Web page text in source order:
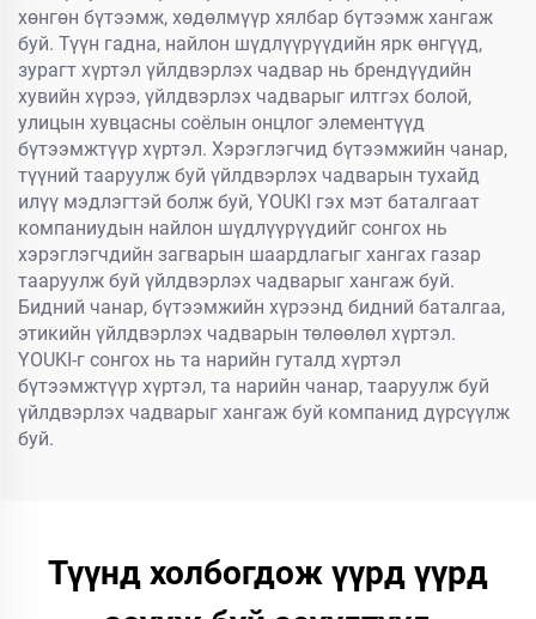
хөнгөн бүтээмж, хөдөлмүүр хялбар бүтээмж хангаж
буй. Түүн гадна, найлон шүдлүүрүүдийн ярк өнгүүд,
зурагт хүртэл үйлдвэрлэх чадвар нь брендүүдийн
хувийн хүрээ, үйлдвэрлэх чадварыг илтгэх болой,
улицын хувцасны соёлын онцлог элементүүд
бүтээмжтүүр хүртэл. Хэрэглэгчид бүтээмжийн чанар,
түүний тааруулж буй үйлдвэрлэх чадварын тухайд
илүү мэдлэгтэй болж буй, YOUKI гэх мэт баталгаат
компаниудын найлон шүдлүүрүүдийг сонгох нь
хэрэглэгчдийн загварын шаардлагыг хангах газар
тааруулж буй үйлдвэрлэх чадварыг хангаж буй.
Бидний чанар, бүтээмжийн хүрээнд бидний баталгаа,
этикийн үйлдвэрлэх чадварын төлөөлөл хүртэл.
YOUKI-г сонгох нь та нарийн гуталд хүртэл
бүтээмжтүүр хүртэл, та нарийн чанар, тааруулж буй
үйлдвэрлэх чадварыг хангаж буй компанид дүрсүүлж
буй.
Түүнд холбогдож үүрд үүрд